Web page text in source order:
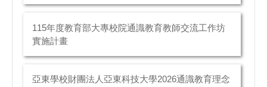
115年度教育部大專校院通識教育教師交流工作坊
實施計畫
亞東學校財團法人亞東科技大學2026通識教育理念